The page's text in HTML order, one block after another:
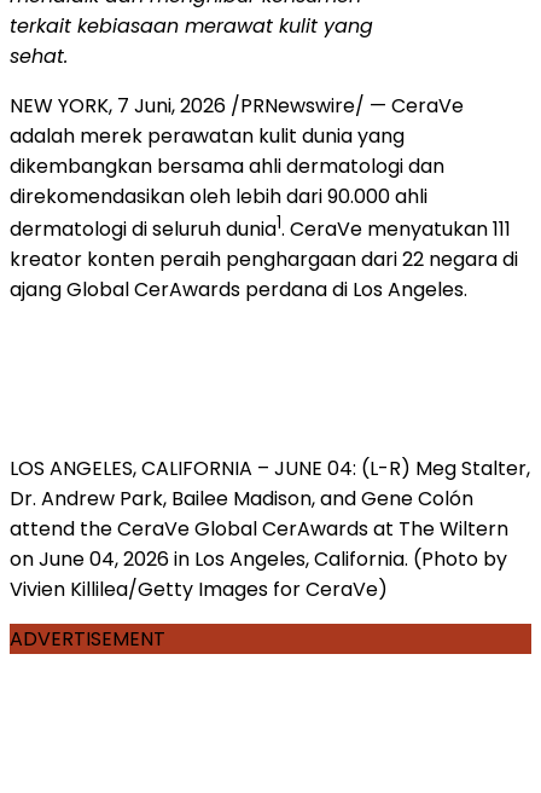
terkait kebiasaan merawat kulit yang
sehat.
NEW YORK, 7 Juni, 2026 /PRNewswire/ — CeraVe
adalah merek perawatan kulit dunia yang
dikembangkan bersama ahli dermatologi dan
direkomendasikan oleh lebih dari 90.000 ahli
dermatologi di seluruh dunia1. CeraVe menyatukan 111
kreator konten peraih penghargaan dari 22 negara di
ajang Global CerAwards perdana di Los Angeles.
LOS ANGELES, CALIFORNIA – JUNE 04: (L-R) Meg Stalter,
Dr. Andrew Park, Bailee Madison, and Gene Colón
attend the CeraVe Global CerAwards at The Wiltern
on June 04, 2026 in Los Angeles, California. (Photo by
Vivien Killilea/Getty Images for CeraVe)
ADVERTISEMENT